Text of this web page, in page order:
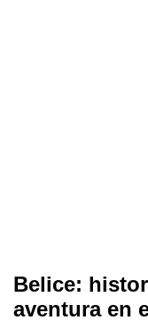
Belice:
aventura en